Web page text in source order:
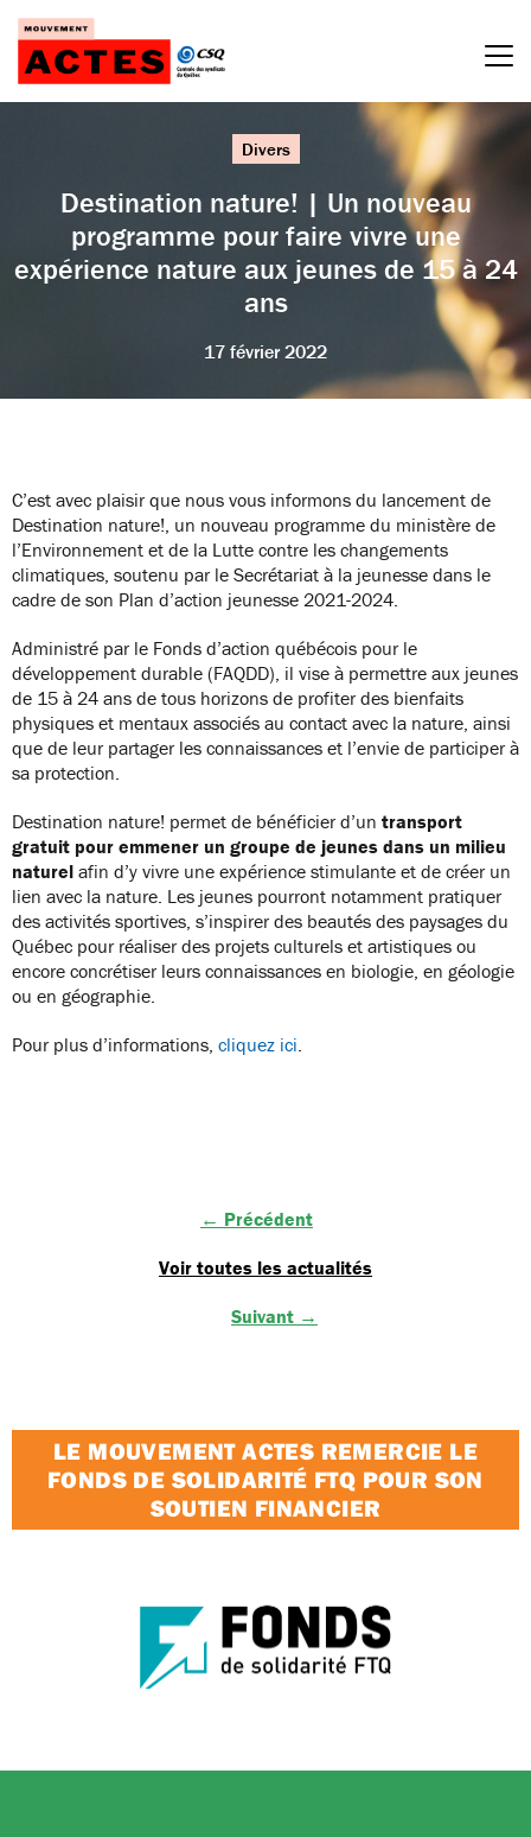
Passer
contenu
Divers
Destination nature! | Un nouveau
programme pour faire vivre une
expérience nature aux jeunes de 15 à 24
ans
17 février 2022
C’est avec plaisir que nous vous informons du lancement de
Destination nature!, un nouveau programme du ministère de
l’Environnement et de la Lutte contre les changements
climatiques, soutenu par le Secrétariat à la jeunesse dans le
cadre de son Plan d’action jeunesse 2021-2024.
Administré par le Fonds d’action québécois pour le
développement durable (FAQDD), il vise à permettre aux jeunes
de 15 à 24 ans de tous horizons de profiter des bienfaits
physiques et mentaux associés au contact avec la nature, ainsi
que de leur partager les connaissances et l’envie de participer à
sa protection.
Destination nature! permet de bénéficier d’un transport
gratuit pour emmener un groupe de jeunes dans un milieu
naturel afin d’y vivre une expérience stimulante et de créer un
lien avec la nature. Les jeunes pourront notamment pratiquer
des activités sportives, s’inspirer des beautés des paysages du
Québec pour réaliser des projets culturels et artistiques ou
encore concrétiser leurs connaissances en biologie, en géologie
ou en géographie.
Pour plus d’informations, cliquez ici
← Précédent
Voir toutes les actualités
Suivant →
LE MOUVEMENT ACTES REMERCIE LE
FONDS DE SOLIDARITÉ FTQ POUR SON
SOUTIEN FINANCIER